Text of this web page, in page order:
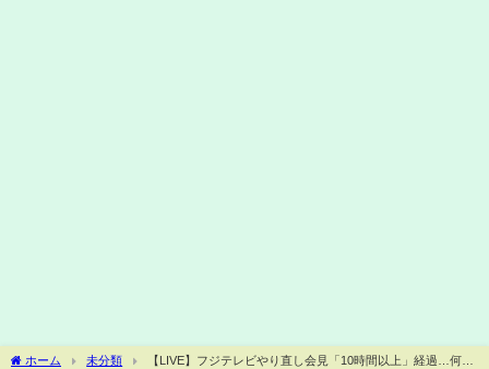
ホーム 未分類
【LIVE】フジテレビやり直し会見「10時間以上」経過…何時